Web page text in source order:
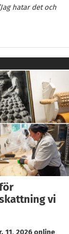
hatar det och
vi
11, 2026 online